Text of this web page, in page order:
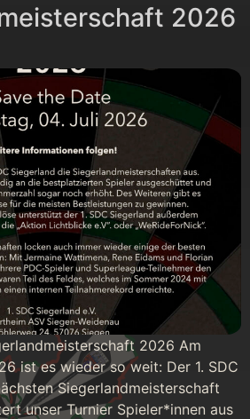
2026
2026 Am
ist es wieder so weit: Der 1. SDC
Siegerlandmeisterschaft
unser Turnier Spieler*innen aus